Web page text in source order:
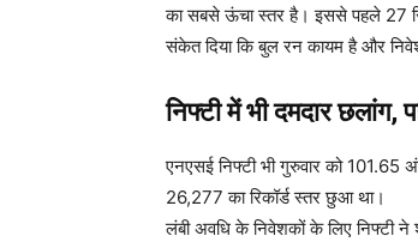
का सबसे ऊंचा स्तर है। इससे पहले 27
संकेत दिया कि बुल रन कायम है और
निफ्टी में भी दमदार छलांग,
एनएसई निफ्टी भी गुरुवार को 101.65
26,277 का रिकॉर्ड स्तर छुआ था।
लंबी अवधि के निवेशकों के लिए निफ्टी ने